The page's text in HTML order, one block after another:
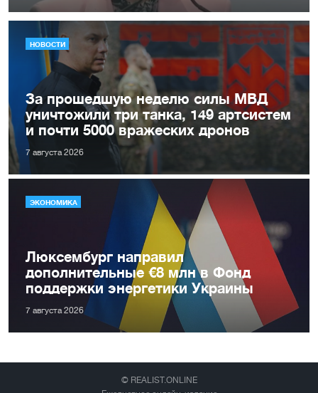
НОВОСТИ
За прошедшую неделю силы МВД
уничтожили три танка, 149 артсистем
и почти 5000 вражеских дронов
7 августа 2026
ЭКОНОМИКА
Люксембург направил
дополнительные €8 млн в Фонд
поддержки энергетики Украины
7 августа 2026
© REALIST.ONLINE